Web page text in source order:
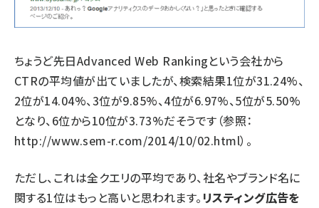
ちょうど先日Advanced Web Rankingという会社から
CTRの平均値が出ていましたが、検索結果1位が31.24%、
2位が14.04%、3位が9.85%、4位が6.97%、5位が5.50%
となり、6位から10位が3.73%だそうです（参照：
http://www.sem-r.com/2014/10/02.html）。
ただし、これは全クエリの平均であり、社名やブランド名に
関する1位はもっと高いと思われます。 リスティング広告を